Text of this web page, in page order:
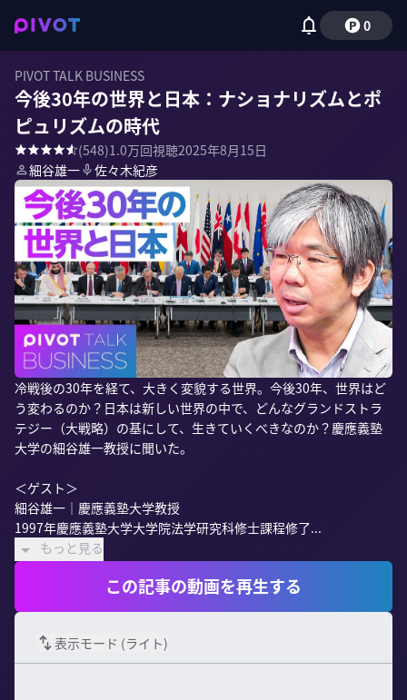
0
PIVOT TALK BUSINESS
今後30年の世界と日本：ナショナリズムとポ
ピュリズムの時代
(548)1.0万回視聴2025年8月15日
細谷雄一
佐々木紀彦
冷戦後の30年を経て、大きく変貌する世界。今後30年、世界はど
う変わるのか？日本は新しい世界の中で、どんなグランドストラ
テジー（大戦略）の基にして、生きていくべきなのか？慶應義塾
大学の細谷雄一教授に聞いた。
＜ゲスト＞
細谷雄一｜慶應義塾大学教授
1997年慶應義塾大学大学院法学研究科修士課程修了...
もっと見る
この記事の動画を再生する
表示モード (ライト)